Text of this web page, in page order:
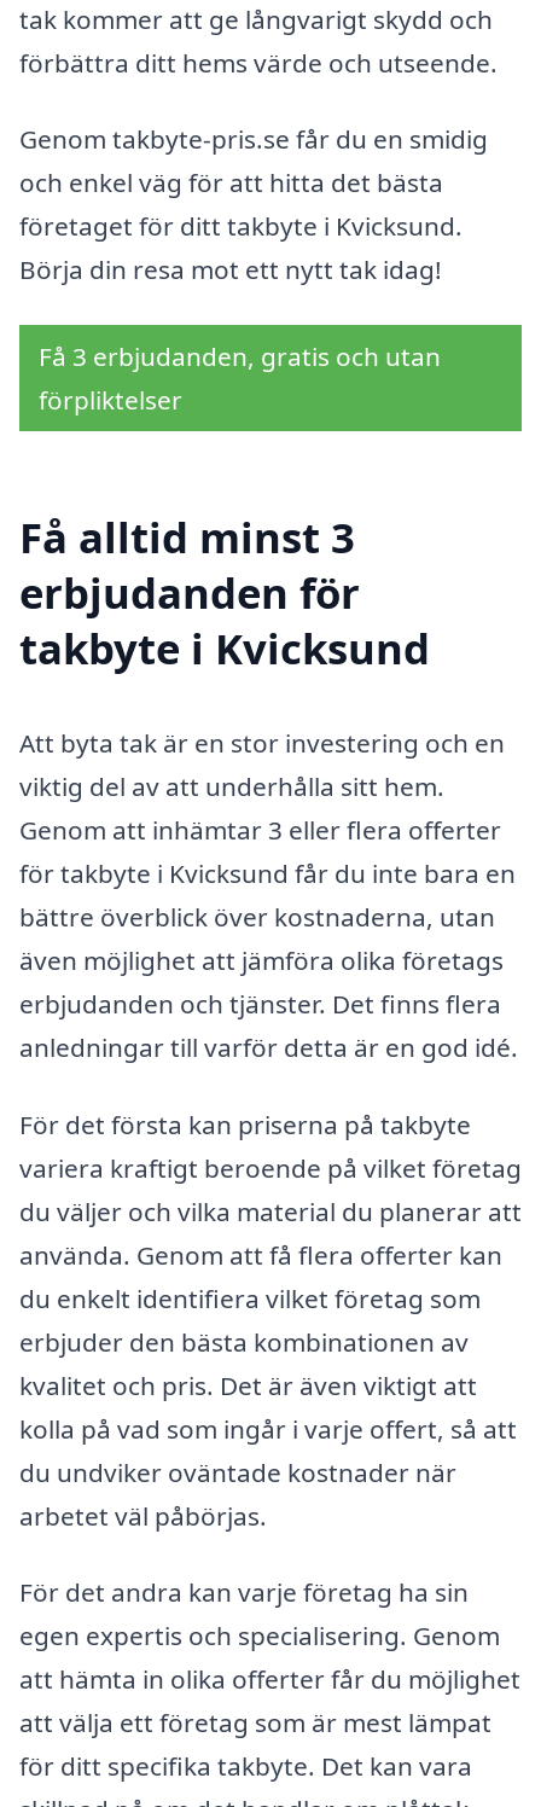
tak kommer att ge långvarigt skydd och
förbättra ditt hems värde och utseende.
Genom takbyte-pris.se får du en smidig
och enkel väg för att hitta det bästa
företaget för ditt takbyte i Kvicksund.
Börja din resa mot ett nytt tak idag!
Få 3 erbjudanden, gratis och utan
förpliktelser
Få alltid minst 3
erbjudanden för
takbyte i Kvicksund
Att byta tak är en stor investering och en
viktig del av att underhålla sitt hem.
Genom att inhämtar 3 eller flera offerter
för takbyte i Kvicksund får du inte bara en
bättre överblick över kostnaderna, utan
även möjlighet att jämföra olika företags
erbjudanden och tjänster. Det finns flera
anledningar till varför detta är en god idé.
För det första kan priserna på takbyte
variera kraftigt beroende på vilket företag
du väljer och vilka material du planerar att
använda. Genom att få flera offerter kan
du enkelt identifiera vilket företag som
erbjuder den bästa kombinationen av
kvalitet och pris. Det är även viktigt att
kolla på vad som ingår i varje offert, så att
du undviker oväntade kostnader när
arbetet väl påbörjas.
För det andra kan varje företag ha sin
egen expertis och specialisering. Genom
att hämta in olika offerter får du möjlighet
att välja ett företag som är mest lämpat
för ditt specifika takbyte. Det kan vara